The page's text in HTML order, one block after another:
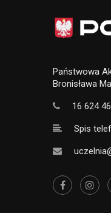
Państwowa
Bronisława
16 624
Spis